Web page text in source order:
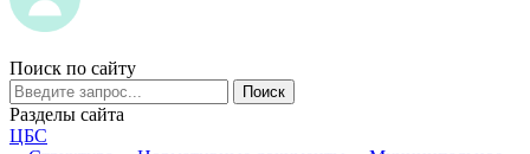
Поиск по сайту
Поиск
Разделы сайта
ЦБС